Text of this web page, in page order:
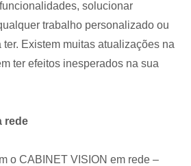
solucionar
trabalho personalizado ou
Existem muitas atualizações na
ter efeitos inesperados na sua
rede
o CABINET VISION em rede –